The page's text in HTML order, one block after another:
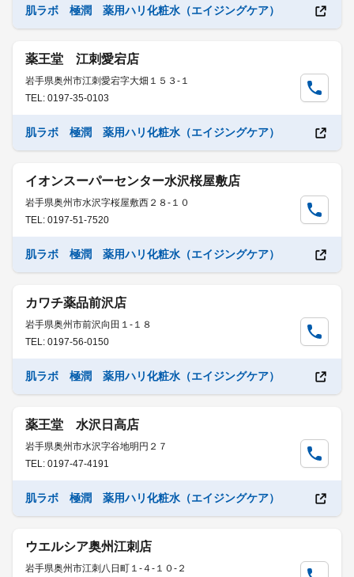
肌ラボ 極潤 薬用ハリ化粧水（エイジングケア）
薬王堂 江刺愛宕店
岩手県奥州市江刺愛宕字大畑１５３-１
TEL: 0197-35-0103
肌ラボ 極潤 薬用ハリ化粧水（エイジングケア）
イオンスーパーセンター水沢桜屋敷店
岩手県奥州市水沢字桜屋敷西２８-１０
TEL: 0197-51-7520
肌ラボ 極潤 薬用ハリ化粧水（エイジングケア）
カワチ薬品前沢店
岩手県奥州市前沢向田１-１８
TEL: 0197-56-0150
肌ラボ 極潤 薬用ハリ化粧水（エイジングケア）
薬王堂 水沢日高店
岩手県奥州市水沢字谷地明円２７
TEL: 0197-47-4191
肌ラボ 極潤 薬用ハリ化粧水（エイジングケア）
ウエルシア奥州江刺店
岩手県奥州市江刺八日町１-４-１０-２